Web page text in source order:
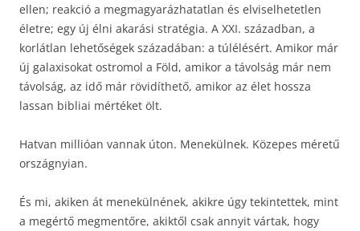
ellen; reakció a megmagyarázhatatlan és elviselhetetlen
életre; egy új élni akarási stratégia. A XXI. században, a
korlátlan lehetőségek századában: a túlélésért. Amikor már
új galaxisokat ostromol a Föld, amikor a távolság már nem
távolság, az idő már rövidíthető, amikor az élet hossza
lassan bibliai mértéket ölt.
Hatvan millióan vannak úton. Menekülnek. Közepes méretű
országnyian.
És mi, akiken át menekülnének, akikre úgy tekintettek, mint
a megértő megmentőre, akiktől csak annyit vártak, hogy